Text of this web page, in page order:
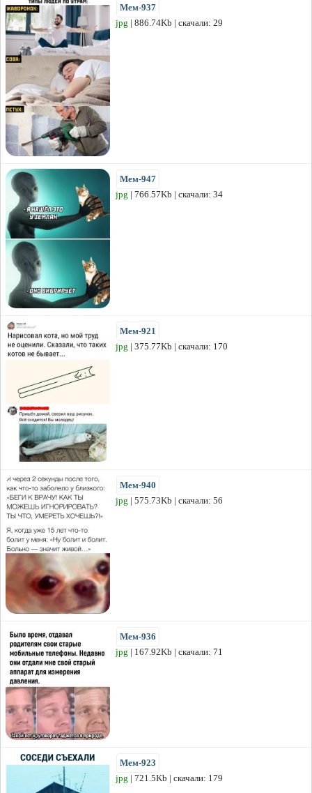
Мем-937
jpg | 886.74Kb | скачали: 29
Мем-947
jpg | 766.57Kb | скачали: 34
Мем-921
jpg | 375.77Kb | скачали: 170
Мем-940
jpg | 575.73Kb | скачали: 56
Мем-936
jpg | 167.92Kb | скачали: 71
Мем-923
jpg | 721.5Kb | скачали: 179